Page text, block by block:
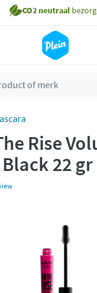
Gratisbezorging vanaf
besteld,
Gratisretourneren
Betaal met Klarna
Rise
22 gr